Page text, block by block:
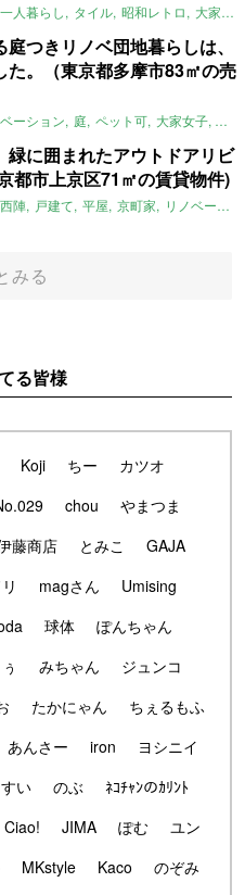
一人暮らし タイル 昭和レトロ 大家女子
つきリノベ団地暮らしは、
た。（東京都多摩市83㎡の売
ーション 庭 ペット可 大家女子 団
緑に囲まれたアウトドアリビ
都市上京区71㎡の賃貸物件)
西陣 戸建て 平屋 京町家 リノベーション
みる
る皆様
Koji ちー
カツオ
chou
やまつま
藤商店 とみこ
GAJA
magさん
Umising
球体
ぽんちゃん
みちゃん
ジュンコ
たかにゃん
ちぇるもふ
あんさー iron
ヨシニイ
い のぶ
ﾈｺﾁｬﾝのｶﾘﾝﾄ
Ciao! JIMA ぽむ
ユン
MKstyle Kaco
のぞみ